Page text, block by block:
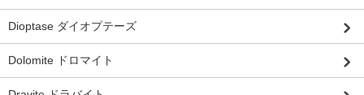
Dioptase ダイオプテーズ
Dolomite ドロマイト